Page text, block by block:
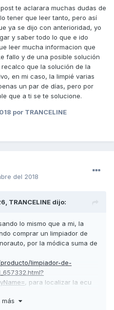
y por el módico
que decidí probar con el
ahora me ha aguantado... Lo
con qué y cómo limpiar esta
echamos un cable..
te aclarara muchas dudas de
tener que leer tanto, pero así
ya se dijo con anterioridad, yo
y saber todo lo que e ido
leer mucha informacion que
fallo y de una posible solución
que la solución de la
en mi caso, la limpié varias
un par de días, pero por
que a ti se te solucione.
por TRANCELINE
del 2018
TRANCELINE dijo:
lo mismo que a mi, la
comprar un limpiador de
por la módica suma de
limpiador-de-
, para localizar la ecu
lo veras, es una caja de
más